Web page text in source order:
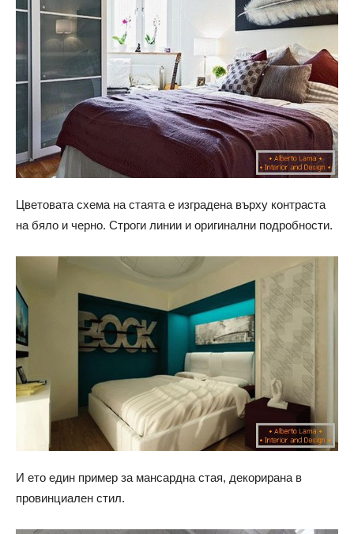
Цветовата схема на стаята е изградена върху контраста
на бяло и черно. Строги линии и оригинални подробности.
И ето един пример за мансардна стая, декорирана в
провинциален стил.